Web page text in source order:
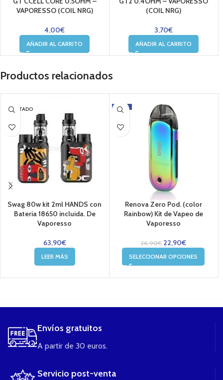
VAPORESSO (COIL NRG)
4,00€
AÑADIR AL CARRITO
(COIL NRG)
3,70€
AÑADIR AL CARRITO
Productos relacionados
AGOTADO
Swag 80w kit 2ml HANDS con
Bateria 18650 incluida. De
Vaporesso
63,90€
LEER MÁS
-15%
Renova Zero Pod. (color
Rainbow) Kit de Vapeo de
Vaporesso
26,90€ 22,90€
SELECCIONAR OPCIONES
Envíos gratuitos
A partir de 30 euros.
Servicio post-venta